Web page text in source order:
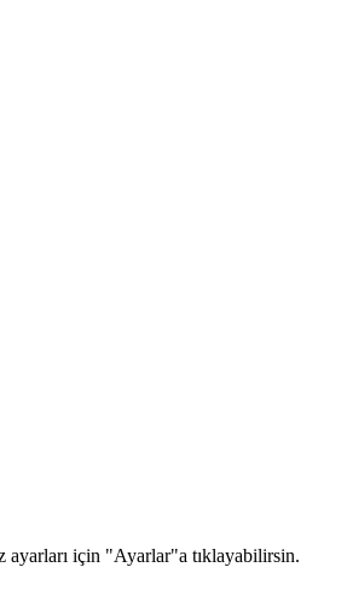
ayarları için "Ayarlar"a tıklayabilirsin.